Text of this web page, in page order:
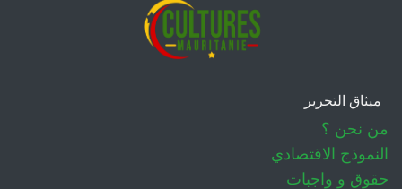
ميثاق التحرير
من نحن ؟
النموذج الاقتصادي
حقوق و واجبات